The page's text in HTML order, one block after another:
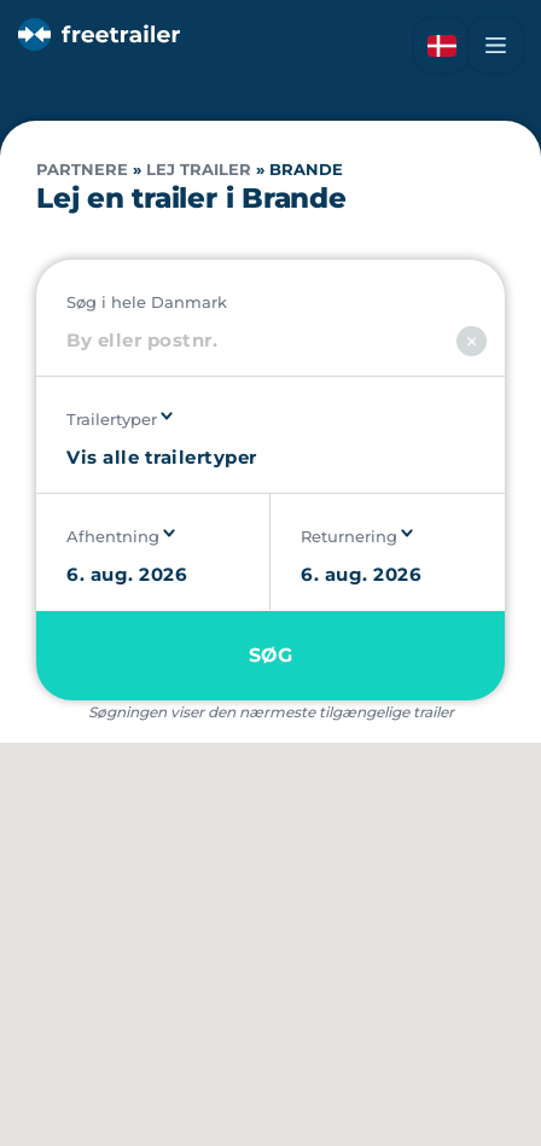
PARTNERE » LEJ TRAILER » BRANDE
Lej en trailer i Brande
Søg i hele Danmark
Trailertyper
Afhentning Returnering
SØG
Søgningen viser den nærmeste tilgængelige trailer